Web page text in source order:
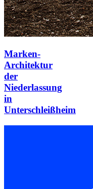
Marken-
Architektur
der
Niederlassung
in
Unterschleißheim